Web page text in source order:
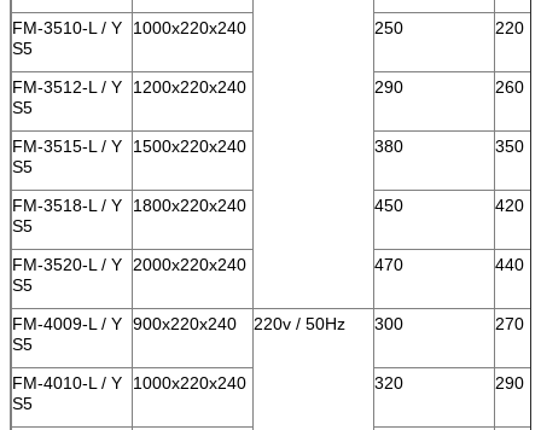
FM-3510-L / Y
S5
1000x220x240 250 220
FM-3512-L / Y
S5
1200x220x240 290 260
FM-3515-L / Y
S5
1500x220x240 380 350
FM-3518-L / Y
S5
1800x220x240 450 420
FM-3520-L / Y
S5
2000x220x240 470 440
FM-4009-L / Y
S5
900x220x240 220v / 50Hz 300 270
FM-4010-L / Y
S5
1000x220x240 320 290